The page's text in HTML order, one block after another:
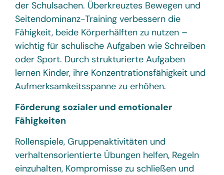
der Schulsachen. Überkreuztes Bewegen und
Seitendominanz-Training verbessern die
Fähigkeit, beide Körperhälften zu nutzen –
wichtig für schulische Aufgaben wie Schreiben
oder Sport. Durch strukturierte Aufgaben
lernen Kinder, ihre Konzentrationsfähigkeit und
Aufmerksamkeitsspanne zu erhöhen.
Förderung sozialer und emotionaler
Fähigkeiten
Rollenspiele, Gruppenaktivitäten und
verhaltensorientierte Übungen helfen, Regeln
einzuhalten, Kompromisse zu schließen und